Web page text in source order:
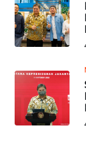
WN
TAPANULI
UTARA
WN
SAMOSIR
WN